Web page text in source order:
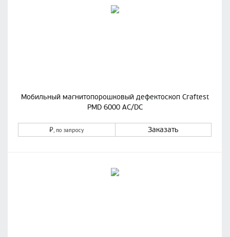
Мобильный магнитопорошковый дефектоскоп Craftest
PMD 6000 AC/DC
₽, по запросу Заказать